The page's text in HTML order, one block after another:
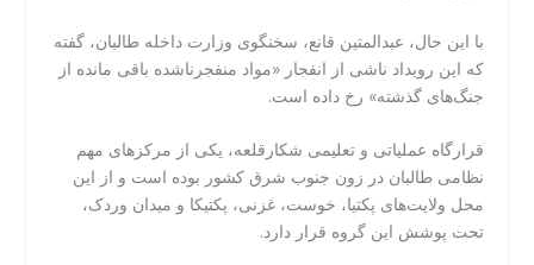
با این حال، عبدالمتین قانع، سخنگوی وزارت داخله طالبان، گفته
که این رویداد ناشی از انفجار «مواد منفجرناشده باقی مانده از
جنگ‌های گذشته» رخ داده است.
قرارگاه عملیاتی و تعلیمی شکارقلعه، یکی از مرکزهای مهم
نظامی طالبان در زون جنوب شرق کشور بوده است و از این
محل ولایت‌های پکتیا، خوست، غزنی، پکتیکا و میدان وردک،
تحت پوشش این گروه قرار دارد.